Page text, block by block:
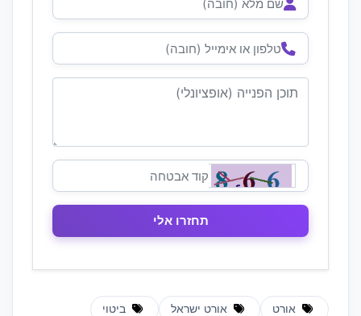
אורט אורט ישראל ביטוי